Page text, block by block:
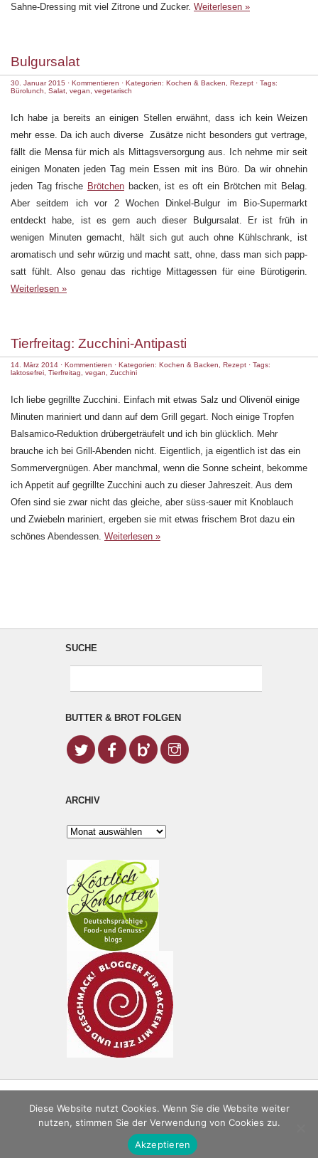
Sahne-Dressing mit viel Zitrone und Zucker. Weiterlesen »
Bulgursalat
30. Januar 2015 · Kommentieren · Kategorien: Kochen & Backen Rezept · Tags:
Bürolunch
Salat vegan vegetarisch
Ich habe ja bereits an einigen Stellen erwähnt, dass ich kein Weizen
mehr esse. Da ich auch diverse Zusätze nicht besonders gut vertrage,
fällt die Mensa für mich als Mittagsversorgung aus. Ich nehme mir seit
einigen Monaten jeden Tag mein Essen mit ins Büro. Da wir ohnehin
jeden Tag frische Brötchenbacken, ist es oft ein Brötchen mit Belag.
Aber seitdem ich vor 2 Wochen Dinkel-Bulgur im Bio-Supermarkt
entdeckt habe, ist es gern auch dieser Bulgursalat. Er ist früh in
wenigen Minuten gemacht, hält sich gut auch ohne Kühlschrank, ist
aromatisch und sehr würzig und macht satt, ohne, dass man sich papp-
satt fühlt. Also genau das richtige Mittagessen für eine Bürotigerin.
Weiterlesen »
Tierfreitag: Zucchini-Antipasti
14. März 2014 · Kommentieren · Kategorien: Kochen & Backen Rezept · Tags:
laktosefrei Tierfreitag vegan Zucchini
Ich liebe gegrillte Zucchini. Einfach mit etwas Salz und Olivenöl einige
Minuten mariniert und dann auf dem Grill gegart. Noch einige Tropfen
Balsamico-Reduktion drübergeträufelt und ich bin glücklich. Mehr
brauche ich bei Grill-Abenden nicht. Eigentlich, ja eigentlich ist das ein
Sommervergnügen. Aber manchmal, wenn die Sonne scheint, bekomme
ich Appetit auf gegrillte Zucchini auch zu dieser Jahreszeit. Aus dem
Ofen sind sie zwar nicht das gleiche, aber süss-sauer mit Knoblauch
und Zwiebeln mariniert, ergeben sie mit etwas frischem Brot dazu ein
schönes Abendessen. Weiterlesen »
SUCHE
BUTTER & BROT FOLGEN
ARCHIV
Archiv
© 2026 Butter & Brot. Alle Rechte vorbehalten.
WordPress.
Diese Website nutzt Cookies. Wenn Sie die Website weiter
nutzen, stimmen Sie der Verwendung von Cookies zu.
Akzeptieren